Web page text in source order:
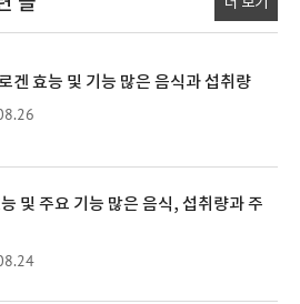
겐 효능 및 기능 많은 음식과 섭취량
및 주요 기능 많은 음식, 섭취량과 주